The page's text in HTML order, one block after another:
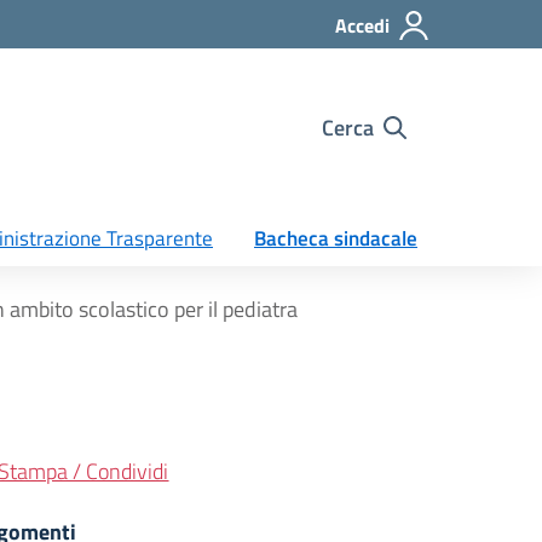
Accedi
Cerca
Trasparente Bacheca sindacale
scolastico per il pediatra
Stampa / Condividi